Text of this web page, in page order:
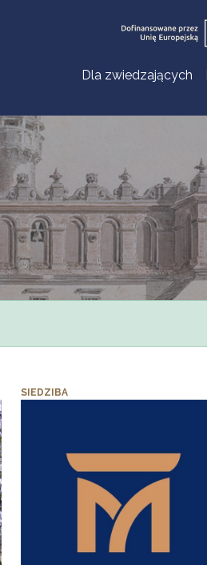
Dla zwiedzających
SIEDZIBA